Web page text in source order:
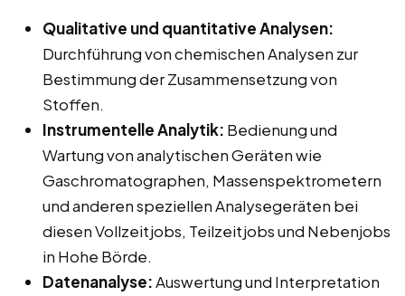
Qualitative und quantitative Analysen:
Durchführung von chemischen Analysen zur
Bestimmung der Zusammensetzung von
Stoffen.
Instrumentelle Analytik: Bedienung und
Wartung von analytischen Geräten wie
Gaschromatographen, Massenspektrometern
und anderen speziellen Analysegeräten bei
diesen Vollzeitjobs, Teilzeitjobs und Nebenjobs
in Hohe Börde.
Datenanalyse:Auswertung und Interpretation